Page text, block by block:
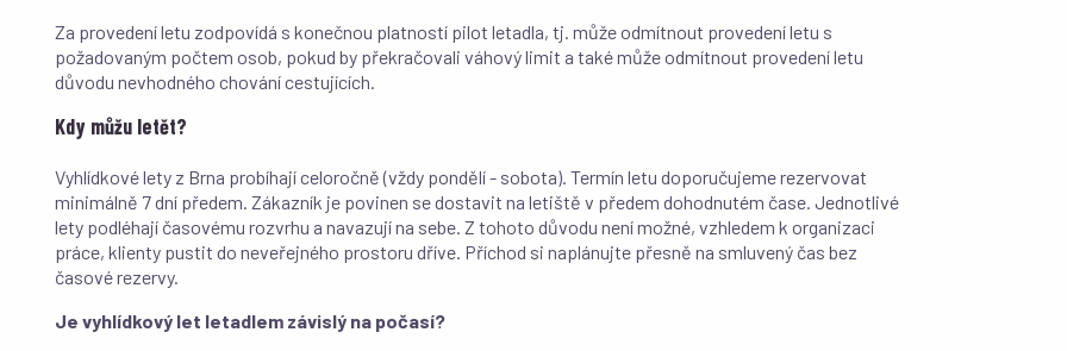
Za provedení letu zodpovídá s konečnou platností pilot letadla, tj. může odmítnout provedení letu s
požadovaným počtem osob, pokud by překračovali váhový limit a také může odmítnout provedení letu
důvodu nevhodného chování cestujících.
Kdy můžu letět?
Vyhlídkové lety z Brna probíhají celoročně (vždy pondělí - sobota). Termín letu doporučujeme rezervovat
minimálně 7 dní předem. Zákazník je povinen se dostavit na letiště v předem dohodnutém čase. Jednotlivé
lety podléhají časovému rozvrhu a navazují na sebe. Z tohoto důvodu není možné, vzhledem k organizaci
práce, klienty pustit do neveřejného prostoru dříve. Příchod si naplánujte přesně na smluvený čas bez
časové rezervy.
Je vyhlídkový let letadlem závislý na počasí?